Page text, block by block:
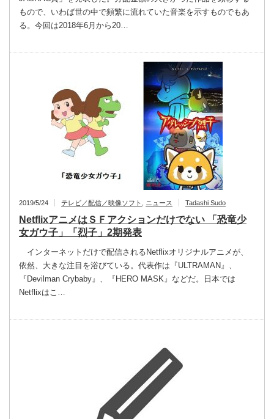
もので、いわば世の中で頻繁に流れていた音楽を示すものでもあ
る。今回は2018年6月から20…
2019/5/24 テレビ／配信／映像ソフト ニュース Tadashi Sudo
NetflixアニメはＳＦアクションだけでない 「恐竜少
女ガウ子」「烈子」2期発表
インターネットだけで配信されるNetflixオリジナルアニメが、
依然、大きな注目を浴びている。代表作は『ULTRAMAN』、
『Devilman Crybaby』、『HERO MASK』などだ。日本では
Netflixはこ…